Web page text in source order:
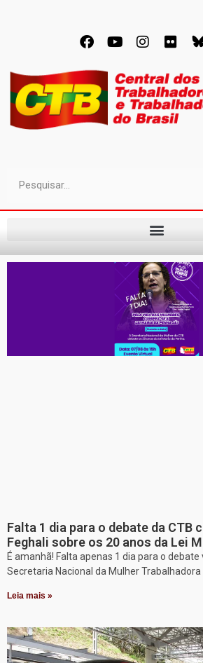
Falta 1 dia para o debate da CTB
Feghali sobre os 20 anos da Lei
É amanhã! Falta apenas 1 dia para o
Secretaria Nacional da Mulher Trabalhadora
Leia mais »